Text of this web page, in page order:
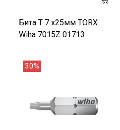
Бита T 7 х25мм TORX
Wiha 7015Z 01713
30%